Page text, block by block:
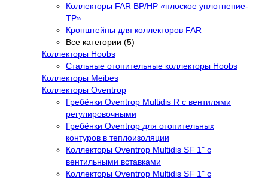
Коллекторы FAR ВР/НР «плоское уплотнение-
TP»
Кронштейны для коллекторов FAR
Все категории (5)
Коллекторы Hoobs
Стальные отопительные коллекторы Hoobs
Коллекторы Meibes
Коллекторы Oventrop
Гребёнки Oventrop Multidis R с вентилями
регулировочными
Гребёнки Oventrop для отопительных
контуров в теплоизоляции
Коллекторы Oventrop Multidis SF 1" с
вентильными вставками
Коллекторы Oventrop Multidis SF 1" с